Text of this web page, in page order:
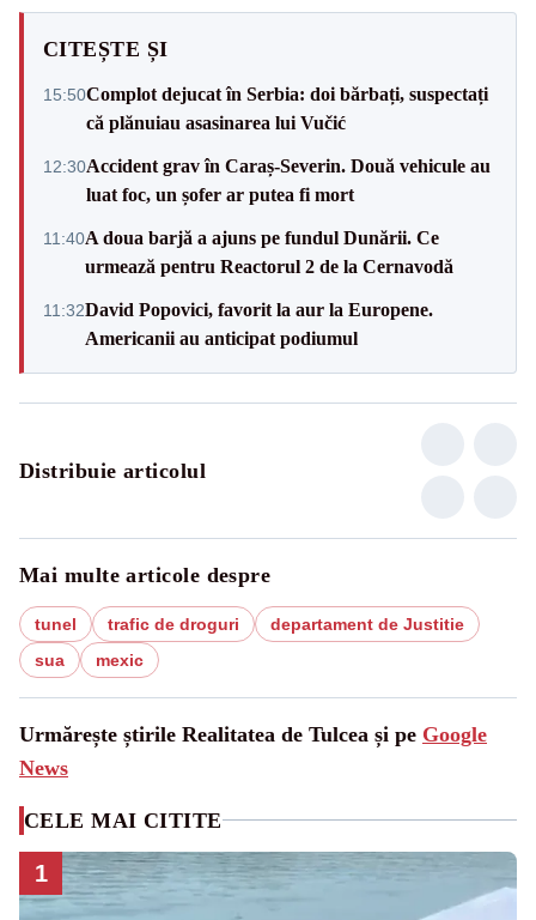
CITEȘTE ȘI
15:50Complot dejucat în Serbia: doi bărbați, suspectați
că plănuiau asasinarea lui Vučić
12:30Accident grav în Caraș-Severin. Două vehicule au
luat foc, un șofer ar putea fi mort
11:40A doua barjă a ajuns pe fundul Dunării. Ce
urmează pentru Reactorul 2 de la Cernavodă
11:32David Popovici, favorit la aur la Europene.
Americanii au anticipat podiumul
Distribuie articolul
Mai multe articole despre
tunel trafic de droguri
departament de Justitie
sua
mexic
Urmărește știrile Realitatea de Tulcea și pe Google
News
CELE MAI CITITE
1